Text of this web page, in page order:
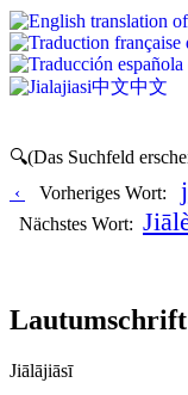
中文中文
🔍(Das Suchfeld
‹
Vorheriges Wort:
Nächstes Wort:
Lautumschrift
Jiālājiāsī